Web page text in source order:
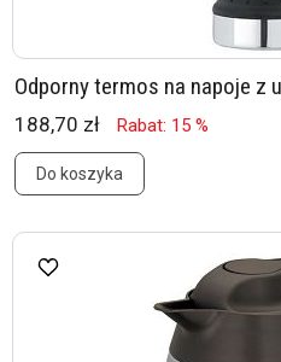
Odporny termos na napoje z
188,70 zł Rabat: 15 %
Do koszyka